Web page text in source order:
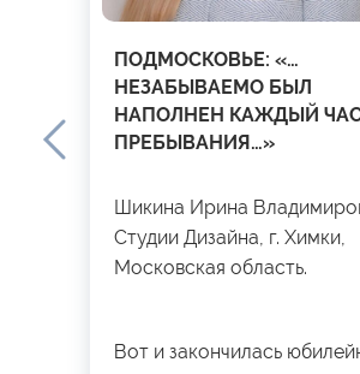
ПОДМОСКОВЬЕ: «…
НЕЗАБЫВАЕМО БЫЛ
НАПОЛНЕН КАЖДЫЙ
ПРЕБЫВАНИЯ…»
Шикина Ирина
Студии Дизайна, г. Химки,
Московская область.
Вот и закончилась